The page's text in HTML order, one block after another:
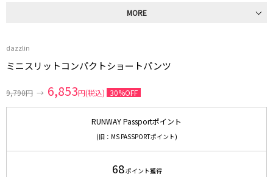
MORE
dazzlin
ミニスリットコンパクトショートパンツ
9,790円 → 6,853円(税込) 30%OFF
RUNWAY Passportポイント
(旧：MS PASSPORTポイント)
68ポイント獲得